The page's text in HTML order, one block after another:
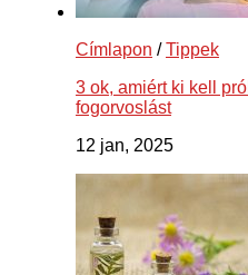
Címlapon /Tippek
3 ok, amiért ki kell
fogorvoslást
12 jan, 2025